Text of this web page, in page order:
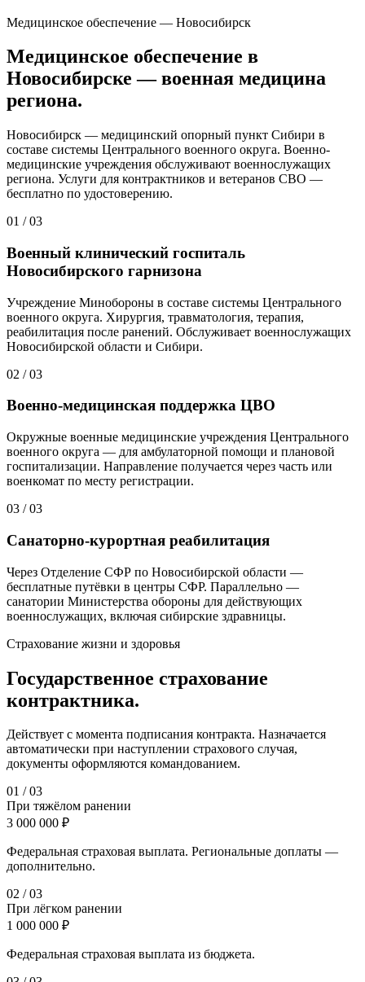
Медицинское обеспечение — Новосибирск
Медицинское обеспечение в
Новосибирске — военная медицина
региона.
Новосибирск — медицинский опорный пункт Сибири в
составе системы Центрального военного округа. Военно-
медицинские учреждения обслуживают военнослужащих
региона. Услуги для контрактников и ветеранов СВО —
бесплатно по удостоверению.
01 /03
Военный клинический госпиталь
Новосибирского гарнизона
Учреждение Минобороны в составе системы Центрального
военного округа. Хирургия, травматология, терапия,
реабилитация после ранений. Обслуживает военнослужащих
Новосибирской области и Сибири.
02 /03
Военно-медицинская поддержка ЦВО
Окружные военные медицинские учреждения Центрального
военного округа — для амбулаторной помощи и плановой
госпитализации. Направление получается через часть или
военкомат по месту регистрации.
03 /03
Санаторно-курортная реабилитация
Через Отделение СФР по Новосибирской области —
бесплатные путёвки в центры СФР. Параллельно —
санатории Министерства обороны для действующих
военнослужащих, включая сибирские здравницы.
Страхование жизни и здоровья
Государственное страхование
контрактника.
Действует с момента подписания контракта. Назначается
автоматически при наступлении страхового случая,
документы оформляются командованием.
01 /03
При тяжёлом ранении
3 000 000 ₽
Федеральная страховая выплата. Региональные доплаты —
дополнительно.
02 /03
При лёгком ранении
1 000 000 ₽
Федеральная страховая выплата из бюджета.